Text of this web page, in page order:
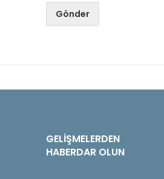
Gönder
GELIŞMELERDEN
HABERDAR OLUN